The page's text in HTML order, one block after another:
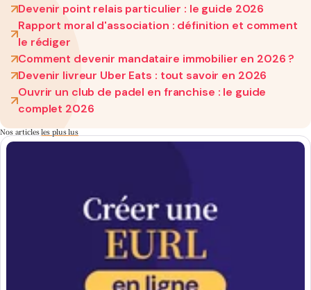
Devenir point relais particulier : le guide 2026
Rapport moral d'association : définition et comment
le rédiger
Comment devenir mandataire immobilier en 2026 ?
Devenir livreur Uber Eats : tout savoir en 2026
Ouvrir un club de padel en franchise : le guide
complet 2026
Nos articlesles plus lus